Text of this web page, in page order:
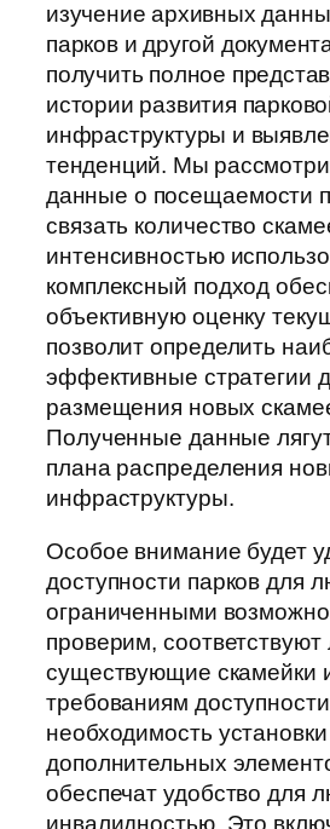
изучение архивных
парков и другой
получить полное
истории развития
инфраструктуры и
тенденций. Мы
данные о посещаемости
связать количество
интенсивностью
комплексный подход
объективную оценку
позволит определить
эффективные стратегии
размещения новых
Полученные данные
плана распределения
инфраструктуры.
Особое внимание будет
доступности парков для
ограниченными
проверим, соответствуют
существующие скамейки
требованиям
необходимость установки
дополнительных
обеспечат удобство для
инвалидностью. Это